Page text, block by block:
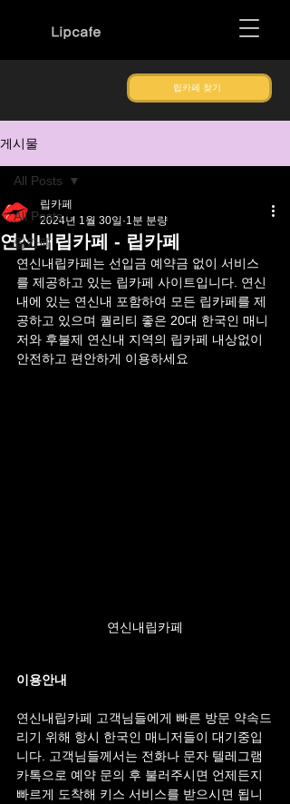
Lipcafe
립카페 찾기
게시물
All Posts
립카페
All Posts
연신내립카페 - 립카페
립카페
2024년 1월 30일 1분 분량
연신내립카페는 선입금 예약금 없이 서비스
를 제공하고 있는 립카페 사이트입니다. 연신
내에 있는 연신내 포함하여 모든 립카페를 제
공하고 있으며 퀄리티 좋은 20대 한국인 매니
저와 후불제 연신내 지역의 립카페 내상없이
안전하고 편안하게 이용하세요
연신내립카페
이용안내
연신내립카페 고객님들에게 빠른 방문 약속드
리기 위해 항시 한국인 매니저들이 대기중입
니다. 고객님들께서는 전화나 문자 텔레그램
카톡으로 예약 문의 후 불러주시면 언제든지
빠르게 도착해 키스 서비스를 받으시면 됩니